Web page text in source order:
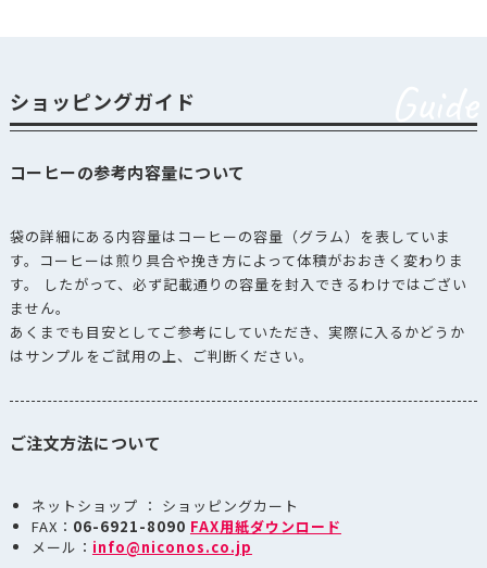
ショッピングガイド
コーヒーの参考内容量について
袋の詳細にある内容量はコーヒーの容量（グラム）を表していま
す。コーヒーは煎り具合や挽き方によって体積がおおきく変わりま
す。 したがって、必ず記載通りの容量を封入できるわけではござい
ません。
あくまでも目安としてご参考にしていただき、実際に入るかどうか
はサンプルをご試用の上、ご判断ください。
ご注文方法について
ネットショップ ： ショッピングカート
FAX： 06-6921-8090 FAX用紙ダウンロード
メール： info@niconos.co.jp